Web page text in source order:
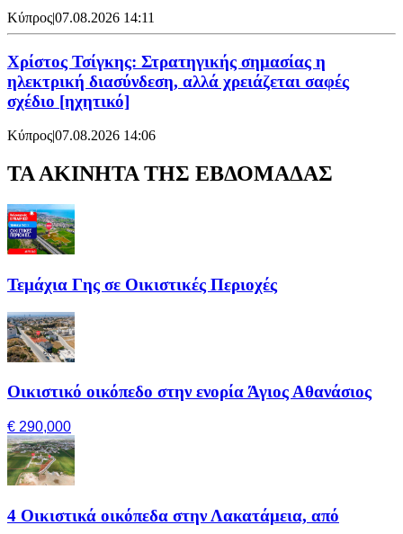
Κύπρος|07.08.2026 14:11
Χρίστος Τσίγκης: Στρατηγικής σημασίας η
ηλεκτρική διασύνδεση, αλλά χρειάζεται σαφές
σχέδιο [ηχητικό]
Κύπρος|07.08.2026 14:06
ΤΑ ΑΚΙΝΗΤΑ ΤΗΣ ΕΒΔΟΜΑΔΑΣ
Τεμάχια Γης σε Οικιστικές Περιοχές
Οικιστικό οικόπεδο στην ενορία Άγιος Αθανάσιος
€ 290,000
4 Οικιστικά οικόπεδα στην Λακατάμεια, από